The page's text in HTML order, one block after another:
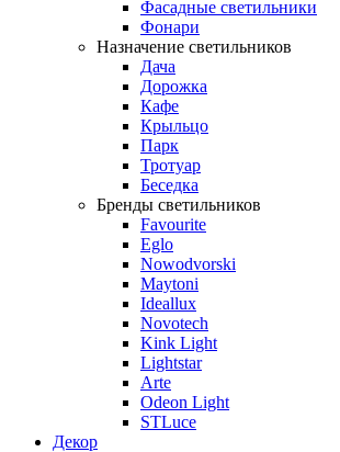
Фасадные светильники
Фонари
Назначение светильников
Дача
Дорожка
Кафе
Крыльцо
Парк
Тротуар
Беседка
Бренды светильников
Favourite
Eglo
Nowodvorski
Maytoni
Ideallux
Novotech
Kink Light
Lightstar
Arte
Odeon Light
STLuce
Декор